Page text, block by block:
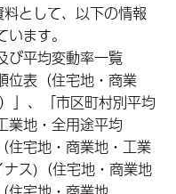
として、以下の情報
ます。
び平均変動率一覧
位表（住宅地・商業
」、「市区町村別平均
業地・全用途平均
住宅地・商業地・工業
ス)（住宅地・商業地